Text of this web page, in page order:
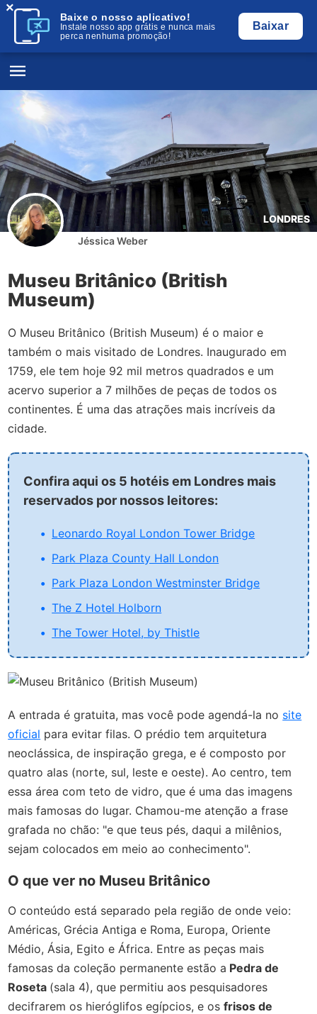
Baixe o nosso aplicativo!
Instale nosso app grátis e nunca mais
perca nenhuma promoção!
Baixar
×
LONDRES
Jéssica Weber
Museu Britânico (British
Museum)
O Museu Britânico (British Museum) é o maior e
também o mais visitado de Londres. Inaugurado em
1759, ele tem hoje 92 mil metros quadrados e um
acervo superior a 7 milhões de peças de todos os
continentes. É uma das atrações mais incríveis da
cidade.
Confira aqui os 5 hotéis em Londres mais
reservados por nossos leitores:
Leonardo Royal London Tower Bridge
Park Plaza County Hall London
Park Plaza London Westminster Bridge
The Z Hotel Holborn
The Tower Hotel, by Thistle
A entrada é gratuita, mas você pode agendá-la no site
oficial para evitar filas. O prédio tem arquitetura
neoclássica, de inspiração grega, e é composto por
quatro alas (norte, sul, leste e oeste). Ao centro, tem
essa área com teto de vidro, que é uma das imagens
mais famosas do lugar. Chamou-me atenção a frase
grafada no chão: "e que teus pés, daqui a milênios,
sejam colocados em meio ao conhecimento".
O que ver no Museu Britânico
O conteúdo está separado pela região de onde veio:
Américas, Grécia Antiga e Roma, Europa, Oriente
Médio, Ásia, Egito e África. Entre as peças mais
famosas da coleção permanente estão a Pedra de
Roseta (sala 4), que permitiu aos pesquisadores
decifrarem os hieróglifos egípcios, e osfrisos de